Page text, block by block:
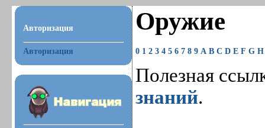
Авторизация
Авторизация
Оружие
0 1 2 3 4 5 6 7 8 9 A B C D E F G H
Полезная
знаний.